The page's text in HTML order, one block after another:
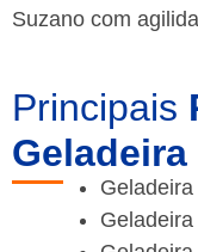
Suzano com
Principais
Geladeira